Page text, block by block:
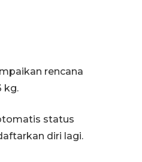
rencana
kg.
status
diri lagi.